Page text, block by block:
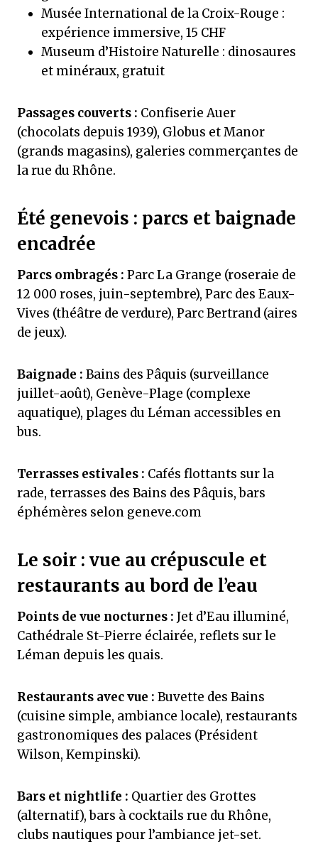
Musée International de la Croix-Rouge :
expérience immersive, 15 CHF
Museum d’Histoire Naturelle : dinosaures
et minéraux, gratuit
Passages couverts : Confiserie Auer
(chocolats depuis 1939), Globus et Manor
(grands magasins), galeries commerçantes de
la rue du Rhône.
Été genevois : parcs et baignade
encadrée
Parcs ombragés : Parc La Grange (roseraie de
12 000 roses, juin-septembre), Parc des Eaux-
Vives (théâtre de verdure), Parc Bertrand (aires
de jeux).
Baignade : Bains des Pâquis (surveillance
juillet-août), Genève-Plage (complexe
aquatique), plages du Léman accessibles en
bus.
Terrasses estivales : Cafés flottants sur la
rade, terrasses des Bains des Pâquis, bars
éphémères selon geneve.com
Le soir : vue au crépuscule et
restaurants au bord de l’eau
Points de vue nocturnes : Jet d’Eau illuminé,
Cathédrale St-Pierre éclairée, reflets sur le
Léman depuis les quais.
Restaurants avec vue : Buvette des Bains
(cuisine simple, ambiance locale), restaurants
gastronomiques des palaces (Président
Wilson, Kempinski).
Bars et nightlife : Quartier des Grottes
(alternatif), bars à cocktails rue du Rhône,
clubs nautiques pour l’ambiance jet-set.